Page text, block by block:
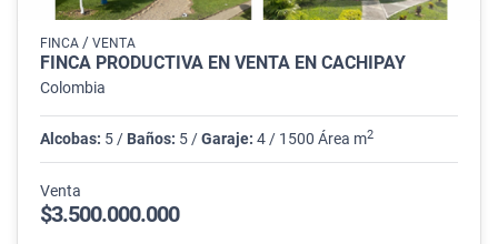
FINCA / VENTA
FINCA PRODUCTIVA EN VENTA EN CACHIPAY
Colombia
Alcobas: 5 / Baños: 5 /Garaje: 4 / 1500 Área m2
Venta
$3.500.000.000